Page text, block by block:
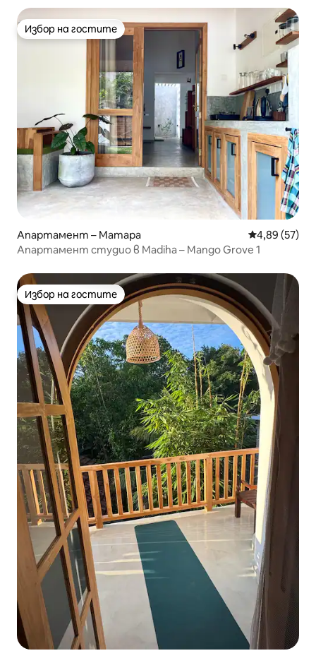
Избор на гостите
Избор на гостите
Апартамент – Матара Средна
4,89 (57)
Апартамент студио в Madiha – Mango Grove 1
Избор на гостите
Избор на гостите